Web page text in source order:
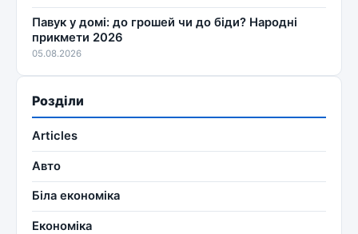
Павук у домі: до грошей чи до біди? Народні
прикмети 2026
05.08.2026
Розділи
Articles
Авто
Біла економіка
Економіка